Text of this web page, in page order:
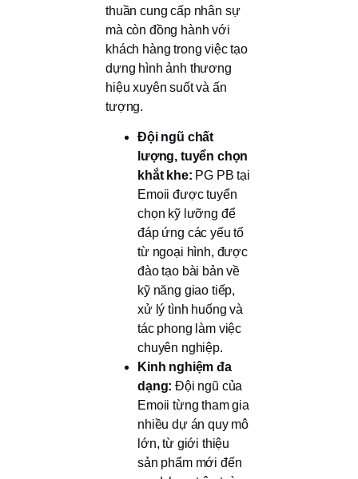
thuần cung cấp nhân sự
mà còn đồng hành với
khách hàng trong việc tạo
dựng hình ảnh thương
hiệu xuyên suốt và ấn
tượng.
Đội ngũ chất
lượng, tuyển chọn
khắt khe: PG PB tại
Emoii được tuyển
chọn kỹ lưỡng để
đáp ứng các yếu tố
từ ngoại hình, được
đào tạo bài bản về
kỹ năng giao tiếp,
xử lý tình huống và
tác phong làm việc
chuyên nghiệp.
Kinh nghiệm đa
dạng:Đội ngũ của
Emoii từng tham gia
nhiều dự án quy mô
lớn, từ giới thiệu
sản phẩm mới đến